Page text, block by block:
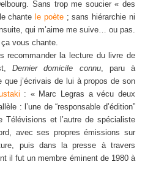
Sans trop me soucier « des
chante le poète; sans hiérarchie ni
qui m’aime me suive… ou pas.
vous chante.
recommander la lecture du livre de
Dernier domicile connu, paru à
que j’écrivais de lui à propos de son
: « Marc Legras a vécu deux
: l’une de “responsable d’édition”
Télévisions et l’autre de spécialiste
avec ses propres émissions sur
puis dans la presse à travers
il fut un membre éminent de 1980 à